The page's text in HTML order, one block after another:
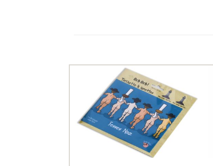
Ajouter
aux
favoris